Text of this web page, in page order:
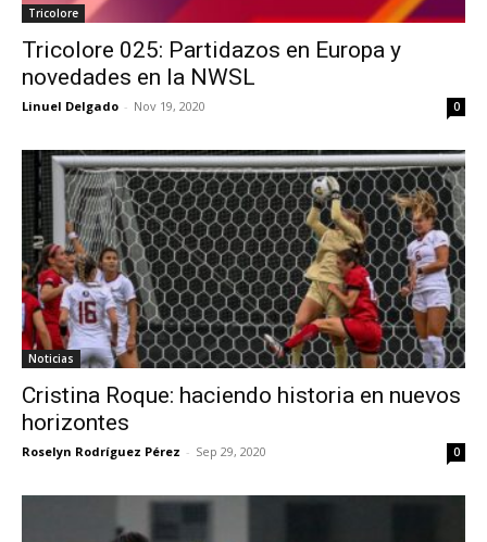
Tricolore
Tricolore 025: Partidazos en Europa y
novedades en la NWSL
Linuel Delgado - Nov 19, 2020 0
Noticias
Cristina Roque: haciendo historia en nuevos
horizontes
Roselyn Rodríguez Pérez - Sep 29, 2020 0